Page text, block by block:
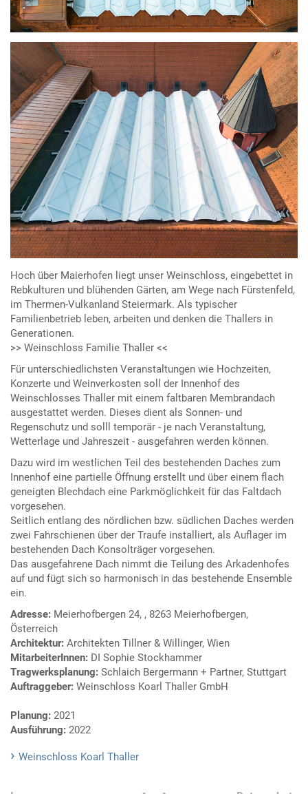
Hoch über Maierhofen liegt unser Weinschloss, eingebettet in
Rebkulturen und blühenden Gärten, am Wege nach Fürstenfeld,
im Thermen-Vulkanland Steiermark. Als typischer
Familienbetrieb leben, arbeiten und denken die Thallers in
Generationen.
>> Weinschloss Familie Thaller <<
Für unterschiedlichsten Veranstaltungen wie Hochzeiten,
Konzerte und Weinverkosten soll der Innenhof des
Weinschlosses Thaller mit einem faltbaren Membrandach
ausgestattet werden. Dieses dient als Sonnen- und
Regenschutz und solll temporär - je nach Veranstaltung,
Wetterlage und Jahreszeit - ausgefahren werden können.
Dazu wird im westlichen Teil des bestehenden Daches zum
Innenhof eine partielle Öffnung erstellt und über einem flach
geneigten Blechdach eine Parkmöglichkeit für das Faltdach
vorgesehen.
Seitlich entlang des nördlichen bzw. südlichen Daches werden
zwei Fahrschienen über der Traufe installiert, als Auflager im
bestehenden Dach Konsolträger vorgesehen.
Das ausgefahrene Dach nimmt die Teilung des Arkadenhofes
auf und fügt sich so harmonisch in das bestehende Ensemble
ein.
Adresse: Meierhofbergen 24, , 8263 Meierhofbergen,
Österreich
Architektur: Architekten Tillner & Willinger, Wien
MitarbeiterInnen: DI Sophie Stockhammer
Tragwerksplanung: Schlaich Bergermann + Partner, Stuttgart
Auftraggeber: Weinschloss Koarl Thaller GmbH
Planung: 2021
Ausführung: 2022
Weinschloss Koarl Thaller